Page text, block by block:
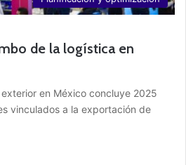
de la logística en
en México concluye 2025
vinculados a la exportación de